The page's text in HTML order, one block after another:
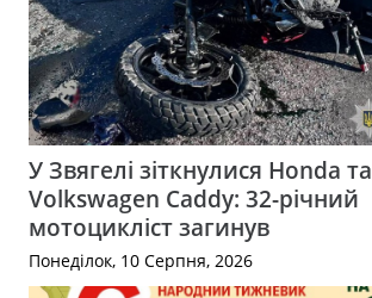
У Звягелі зіткнулися Honda та
Volkswagen Caddy: 32-річний
мотоцикліст загинув
Понеділок, 10 Серпня, 2026